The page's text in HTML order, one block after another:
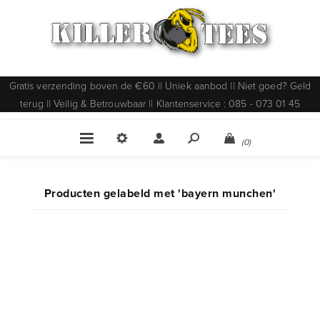
Gratis verzending boven de €60 || Uniek aanbod || Niet goed? Geld
terug || Veilig & Betrouwbaar || Klantenservice : 085 - 073 01 45
(0)
Producten gelabeld met 'bayern munchen'